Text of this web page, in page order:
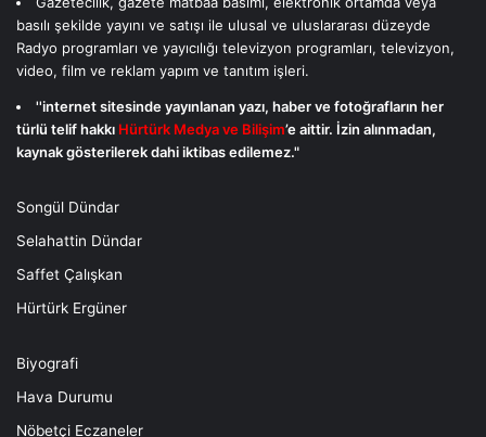
basılı şekilde yayını ve satışı ile ulusal ve uluslararası düzeyde
Radyo programları ve yayıcılığı televizyon programları, televizyon,
video, film ve reklam yapım ve tanıtım işleri.
''internet sitesinde yayınlanan yazı, haber ve fotoğrafların her
türlü telif hakkı Hürtürk Medya ve Bilişim’e aittir. İzin alınmadan,
kaynak gösterilerek dahi iktibas edilemez."
Songül Dündar
Selahattin Dündar
Saffet Çalışkan
Hürtürk Ergüner
Biyografi
Hava Durumu
Nöbetçi Eczaneler